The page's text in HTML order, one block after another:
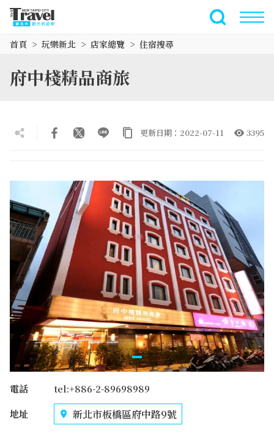
全文檢索
首頁 玩樂新北 店家總覽 住宿搜尋
府中棧精品商旅
更新日期：2022-07-11 3395
電話
tel:+886-2-89698989
地址
新北市板橋區府中路9號